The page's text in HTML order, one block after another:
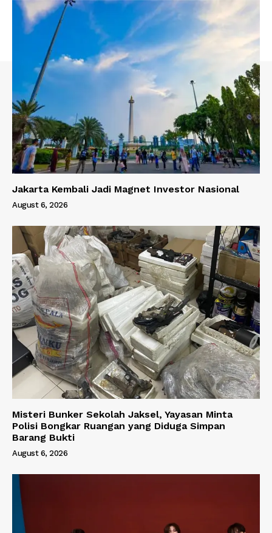
Jakarta Kembali Jadi Magnet Investor Nasional
August 6, 2026
Misteri Bunker Sekolah Jaksel, Yayasan Minta
Polisi Bongkar Ruangan yang Diduga Simpan
Barang Bukti
August 6, 2026